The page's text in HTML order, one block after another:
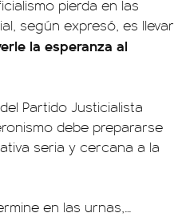
pierda en las
según expresó, es llevar
la esperanza al
Partido Justicialista
debe prepararse
seria y cercana a la
en las urnas,…